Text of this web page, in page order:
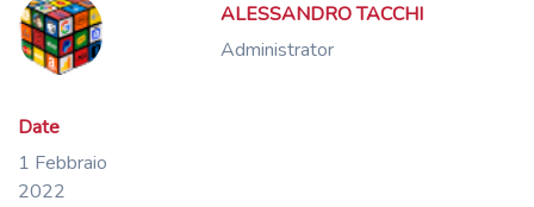
ALESSANDRO TACCHI
Administrator
Date
1 Febbraio
2022